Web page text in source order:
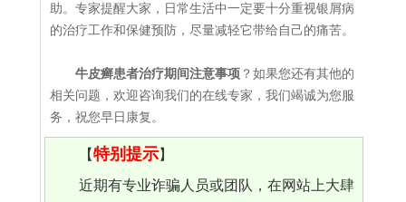
助。专家提醒大家，日常生活中一定要十分重视银屑病
的治疗工作和保健预防，尽量减轻它带给自己的痛苦。
牛皮癣患者治疗期间注意事项 ？如果您还有其他的
相关问题，欢迎咨询我们的在线专家，我们竭诚为您服
务，祝您早日康复。
【特别提示】
近期有专业诈骗人员或团队，在网站上大肆